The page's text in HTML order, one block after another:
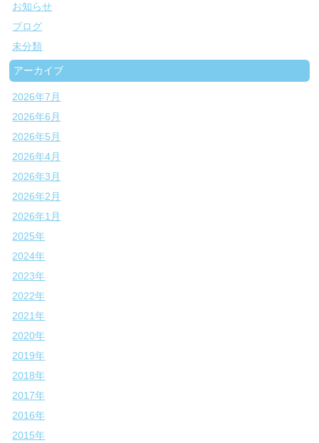
お知らせ
ブログ
未分類
アーカイブ
2026年7月
2026年6月
2026年5月
2026年4月
2026年3月
2026年2月
2026年1月
2025年
2024年
2023年
2022年
2021年
2020年
2019年
2018年
2017年
2016年
2015年